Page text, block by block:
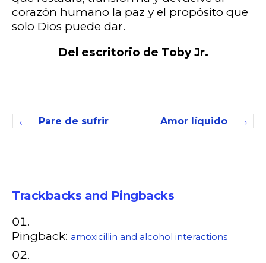
corazón humano la paz y el propósito que
solo Dios puede dar.
Del escritorio de Toby Jr.
Pare de sufrir Amor líquido
Trackbacks and Pingbacks
Pingback: amoxicillin and alcohol interactions